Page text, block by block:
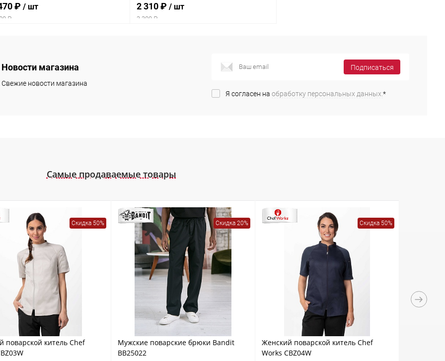
₽ / шт
₽
2 310 ₽/ шт
3 300 ₽
Новости магазина
Свежие новости магазина
Подписаться
Я согласен на обработку персональных данных. *
Самые продаваемые товары
Скидка 50%
поварской китель Chef
Скидка 20%
Мужские поварские брюки Bandit
BB25022
Скидка 50%
Женский поварской китель Chef
Works CBZ04W